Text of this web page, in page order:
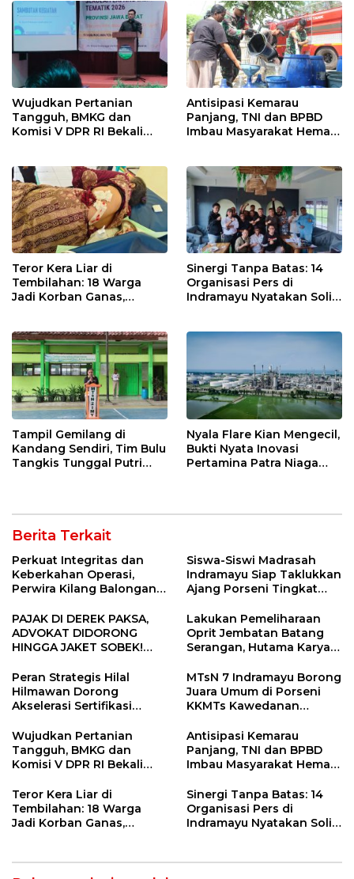
Indramayu
Wujudkan Pertanian
Tangguh, BMKG dan
Komisi V DPR RI Bekali
Antisipasi Kemarau
Panjang, TNI dan BPBD
Imbau Masyarakat Hemat
Teror Kera Liar di
Tembilahan: 18 Warga
Jadi Korban Ganas,
Sinergi Tanpa Batas: 14
Organisasi Pers di
Indramayu Nyatakan Solid
Tampil Gemilang di
Kandang Sendiri, Tim Bulu
Tangkis Tunggal Putri
Nyala Flare Kian Mengecil,
Bukti Nyata Inovasi
Pertamina Patra Niaga
Berita Terkait
Perkuat Integritas dan
Keberkahan Operasi,
Perwira Kilang Balongan
Siswa-Siswi Madrasah
Indramayu Siap Taklukkan
Ajang Porseni Tingkat
PAJAK DI DEREK PAKSA,
ADVOKAT DIDORONG
HINGGA JAKET SOBEK!
Ngamuk Kepung Polresta
Pekanbaru!
Lakukan Pemeliharaan
Oprit Jembatan Batang
Serangan, Hutama Karya
55 Tol Binjai–Langsa
Peran Strategis Hilal
Hilmawan Dorong
Akselerasi Sertifikasi
Entaskan Kemiskinan di
Indramayu
MTsN 7 Indramayu Borong
Juara Umum di Porseni
KKMTs Kawedanan
Wujudkan Pertanian
Tangguh, BMKG dan
Komisi V DPR RI Bekali
Sekolah Lapang Iklim
Antisipasi Kemarau
Panjang, TNI dan BPBD
Imbau Masyarakat Hemat
Kebakaran
Teror Kera Liar di
Tembilahan: 18 Warga
Jadi Korban Ganas,
Sinergi Tanpa Batas: 14
Organisasi Pers di
Indramayu Nyatakan Solid